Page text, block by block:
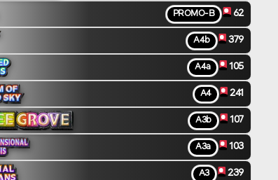
PROMO-B 62
A4b 379
A4a 105
A4 241
A3b 107
A3a 103
A3 239